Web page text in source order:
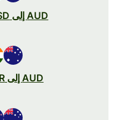
AUD إلى USD
AUD إلى INR